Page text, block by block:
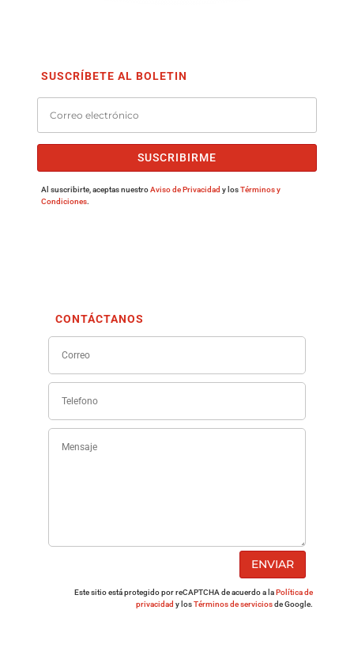
SUSCRÍBETE AL BOLETIN
SUSCRIBIRME
Al suscribirte, aceptas nuestroAviso de Privacidad y losTérminos y
Condiciones.
CONTÁCTANOS
ENVIAR
Este sitio está protegido por reCAPTCHA de acuerdo a laPolítica de
privacidad y losTérminos de serviciosde Google.